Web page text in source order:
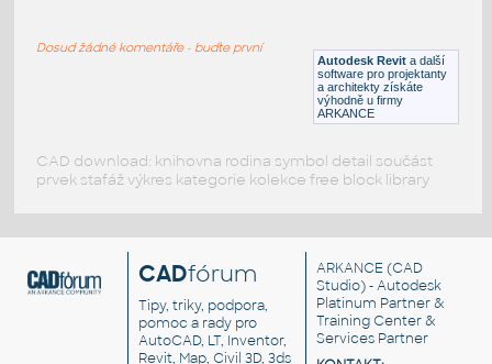
Free standing 4 burner oven parametric size
Autodesk Revit a další
software pro projektanty
a architekty získáte
výhodně u firmy
ARKANCE
Dosud žádné komentáře - buďte první
CAD download: knihovna rodina symbol detail součást
prvek stafáž výkres kategorie kolekce free block library
CADfórum
Tipy, triky, podpora,
pomoc a rady pro
AutoCAD, LT, Inventor,
Revit, Map, Civil 3D, 3ds
ARKANCE (CAD
Studio) - Autodesk
Platinum Partner &
Training Center &
Services Partner